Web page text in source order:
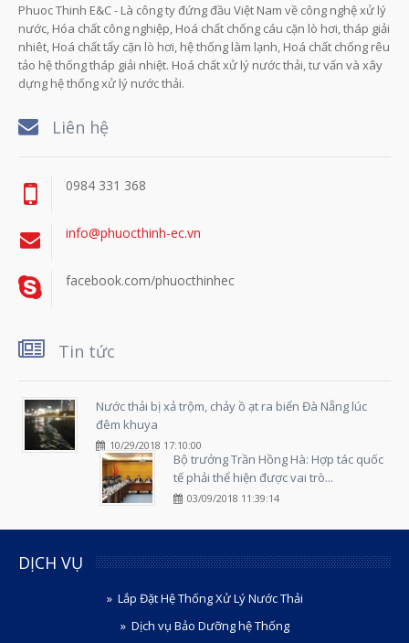
Phuoc Thinh E&C - Là công ty đứng đầu Việt Nam về công nghệ xử lý
nước, Hóa chất công nghiệp, Hoá chất chống cáu cặn lò hơi, tháp giải
nhiêt, Hoá chất tẩy cặn lò hơi, hệ thống làm lạnh, Hoá chất chống rêu
tảo hệ thống tháp giải nhiệt. Hoá chất xử lý nước thải, tư vấn và xây
dựng hệ thống xử lý nước thải.
Liên hệ
0984 331 368
info@phuocthinh-ec.vn
facebook.com/phuocthinhec
Tin tức
Nước thải bị xả trộm, chảy ồ ạt ra biển Đà Nẵng lúc
đêm khuya
10/29/2018 17:10:00
Bộ trưởng Trần Hồng Hà: Hợp tác quốc
tế phải thể hiện được vai trò...
03/09/2018 11:39:14
DỊCH VỤ
Lắp Đặt Hệ Thống Xử Lý Nước Thải
Dịch vụ Bảo Dưỡng hệ Thống